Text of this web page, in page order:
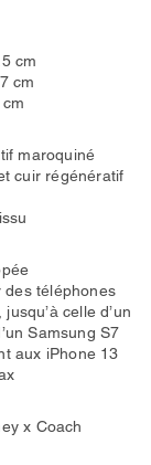
cm
cm
maroquiné
cuir régénératif
des téléphones
celle d’un
Samsung S7
aux iPhone 13
x Coach